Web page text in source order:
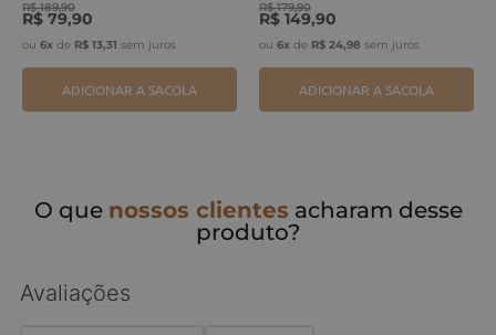
R$ 189,90
R$ 79,90
ou 6x de R$ 13,31 sem juros
ADICIONAR A SACOLA
R$ 179,90
R$ 149,90
ou 6x de R$ 24,98 sem juros
ADICIONAR A SACOLA
O que nossos clientes acharam desse
produto?
Avaliações